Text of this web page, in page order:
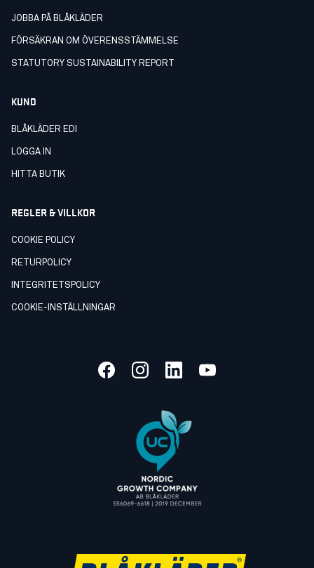
JOBBA PÅ BLÅKLÄDER
FÖRSÄKRAN OM ÖVERENSSTÄMMELSE
STATUTORY SUSTAINABILITY REPORT
KUND
BLÅKLÄDER EDI
LOGGA IN
HITTA BUTIK
REGLER & VILLKOR
COOKIE POLICY
RETURPOLICY
INTEGRITETSPOLICY
COOKIE-INSTÄLLNINGAR